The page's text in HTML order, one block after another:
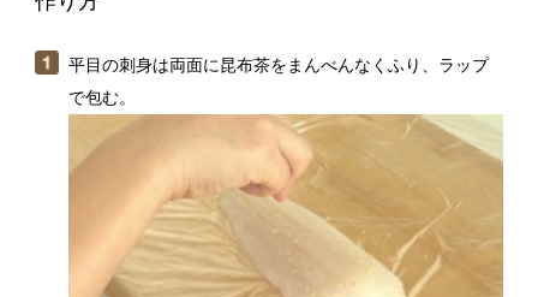
で包む。